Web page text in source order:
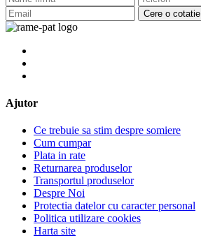
Cere o cotatie
Ajutor
Ce trebuie sa stim despre somiere
Cum cumpar
Plata in rate
Returnarea produselor
Transportul produselor
Despre Noi
Protectia datelor cu caracter personal
Politica utilizare cookies
Harta site